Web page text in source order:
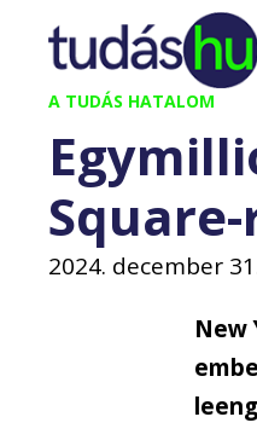
Kilépés
tartalomba
A TUDÁS HATALOM
2024. december
New